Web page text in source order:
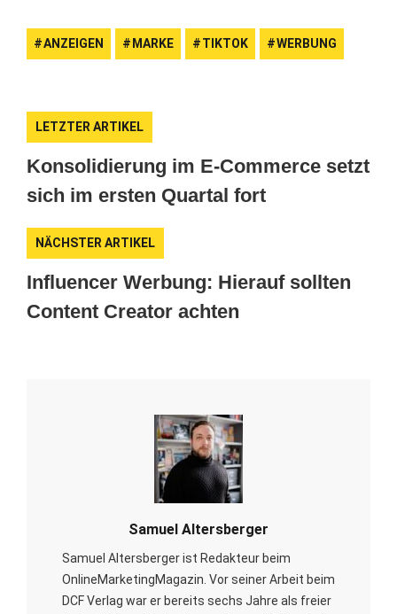
ANZEIGEN MARKE TIKTOK WERBUNG
LETZTER ARTIKEL
Konsolidierung im E-Commerce setzt
sich im ersten Quartal fort
NÄCHSTER ARTIKEL
Influencer Werbung: Hierauf sollten
Content Creator achten
Samuel Altersberger
Samuel Altersberger ist Redakteur beim
OnlineMarketingMagazin. Vor seiner Arbeit beim
DCF Verlag war er bereits sechs Jahre als freier